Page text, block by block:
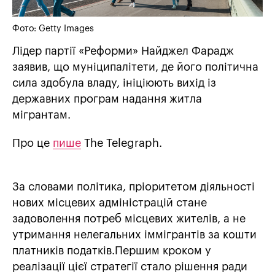
Фото: Getty Images
Лідер партії «Реформи» Найджел Фарадж
заявив, що муніципалітети, де його політична
сила здобула владу, ініціюють вихід із
державних програм надання житла
мігрантам.
Про це пише The Telegraph.
За словами політика, пріоритетом діяльності
нових місцевих адміністрацій стане
задоволення потреб місцевих жителів, а не
утримання нелегальних іммігрантів за кошти
платників податків.Першим кроком у
реалізації цієї стратегії стало рішення ради